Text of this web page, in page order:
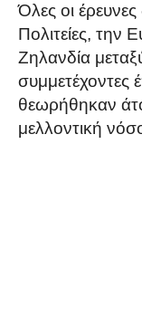
Όλες οι
Πολιτείες, την
Ζηλανδία
θεωρήθηκαν
μελλοντική